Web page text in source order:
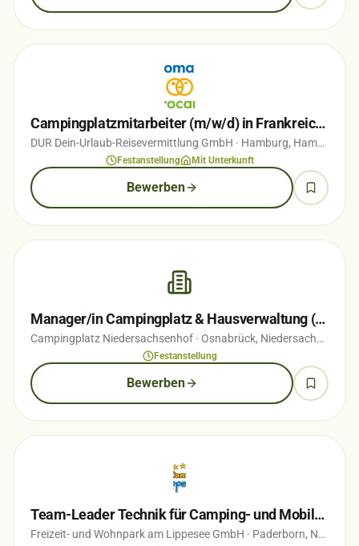
Campingplatzmitarbeiter (m/w/d) in Frankreich, Italien, oder der Niederlande
DUR Dein-Urlaub-Reisevermittlung GmbH · Hamburg, Hamburg
Festanstellung Mit Unterkunft
Bewerben
Manager/in Campingplatz & Hausverwaltung (w/m/d) Teil-/Vollzeit
Campingplatz Niedersachsenhof · Osnabrück, Niedersachsen
Festanstellung
Bewerben
Team-Leader Technik für Camping- und Mobilheimplatz (m/w/d)
Freizeit- und Wohnpark am Lippesee GmbH · Paderborn, Nordrhein-Westfalen